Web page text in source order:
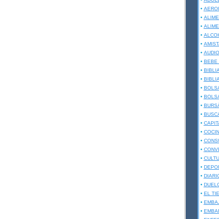
•
•
•
•
•
•
• BEBE
• BIBLIA
•
•
•
•
•
•
•
•
•
•
•
•
•
• EL
•
•